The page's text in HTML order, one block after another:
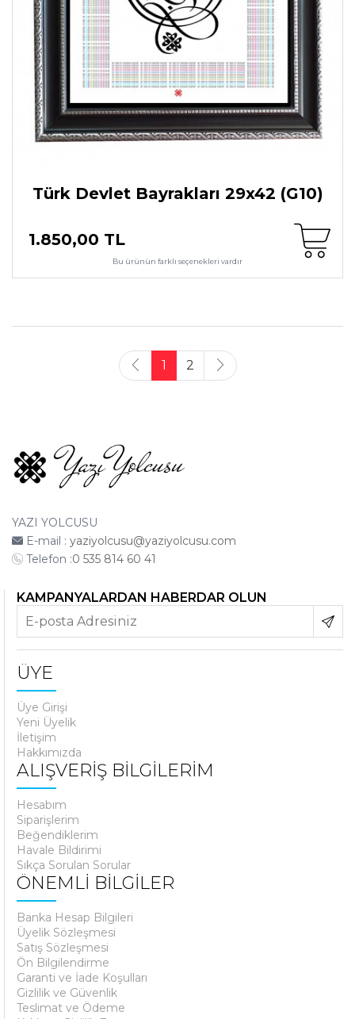
Türk Devlet Bayrakları 29x42 (G10)
1.850,00 TL
Bu ürünün farklı seçenekleri vardır
1 2
YAZI YOLCUSU
E-mail : yaziyolcusu@yaziyolcusu.com
Telefon :0 535 814 60 41
KAMPANYALARDAN HABERDAR OLUN
ÜYE
Üye Girişi
Yeni Üyelik
İletişim
Hakkımızda
ALIŞVERİŞ BİLGİLERİM
Hesabım
Siparişlerim
Beğendiklerim
Havale Bildirimi
Sıkça Sorulan Sorular
ÖNEMLİ BİLGİLER
Banka Hesap Bilgileri
Üyelik Sözleşmesi
Satış Sözleşmesi
Ön Bilgilendirme
Garanti ve İade Koşulları
Gizlilik ve Güvenlik
Teslimat ve Ödeme